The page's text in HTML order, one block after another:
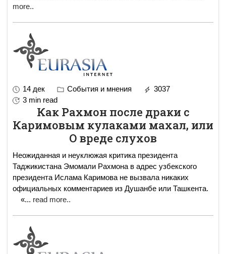
more..
14 дек События и мнения
3037
3 min read
Как Рахмон после драки с
Каримовым кулаками махал, или
О вреде слухов
Неожиданная и неуклюжая критика президента
Таджикистана Эмомали Рахмона в адрес узбекского
президента Ислама Каримова не вызвала никаких
официальных комментариев из Душанбе или Ташкента.
«... read more..